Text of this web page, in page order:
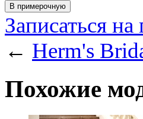
Записаться
← Herm's
Похожие